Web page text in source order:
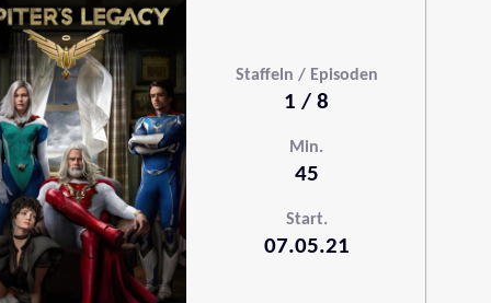
Staffeln / Episoden
1 / 8
Min.
45
Start.
07.05.21